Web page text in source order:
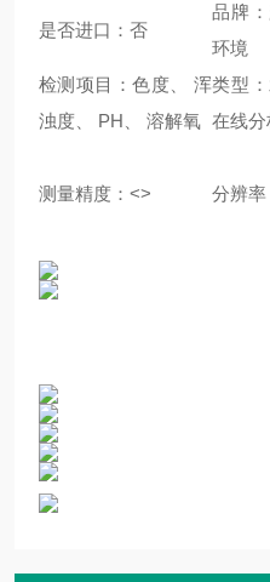
是否进口：否
品牌
环境
检测项目：色度、 浑
浊度、 PH、 溶解氧
类型
在线分
测量精度：<> 分辨率